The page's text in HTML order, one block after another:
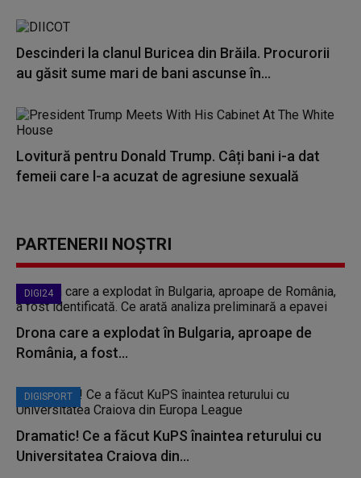
Descinderi la clanul Buricea din Brăila. Procurorii
au găsit sume mari de bani ascunse în...
Lovitură pentru Donald Trump. Câți bani i-a dat
femeii care l-a acuzat de agresiune sexuală
PARTENERII NOȘTRI
DIGI24
Drona care a explodat în Bulgaria, aproape de
România, a fost...
DIGISPORT
Dramatic! Ce a făcut KuPS înaintea returului cu
Universitatea Craiova din...